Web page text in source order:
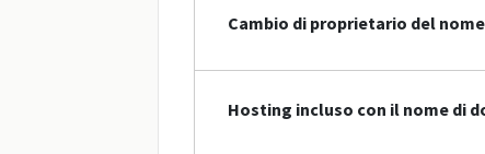
Cambio di proprietario del
Hosting incluso con il nome di